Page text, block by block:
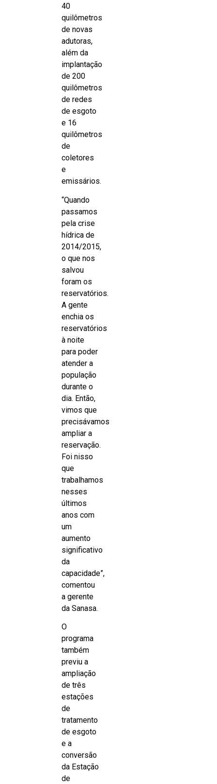
40
quilômetros
de novas
adutoras,
além da
implantação
de 200
quilômetros
de redes
de esgoto
e 16
quilômetros
de
coletores
e
emissários.
“Quando
passamos
pela crise
hídrica de
2014/2015,
o que nos
salvou
foram os
reservatórios.
A gente
enchia os
reservatórios
à noite
para poder
atender a
população
durante o
dia. Então,
vimos que
precisávamos
ampliar a
reservação.
Foi nisso
que
trabalhamos
nesses
últimos
anos com
um
aumento
significativo
da
capacidade”,
comentou
a gerente
da Sanasa.
O
programa
também
previu a
ampliação
de três
estações
de
tratamento
de esgoto
e a
conversão
da Estação
de